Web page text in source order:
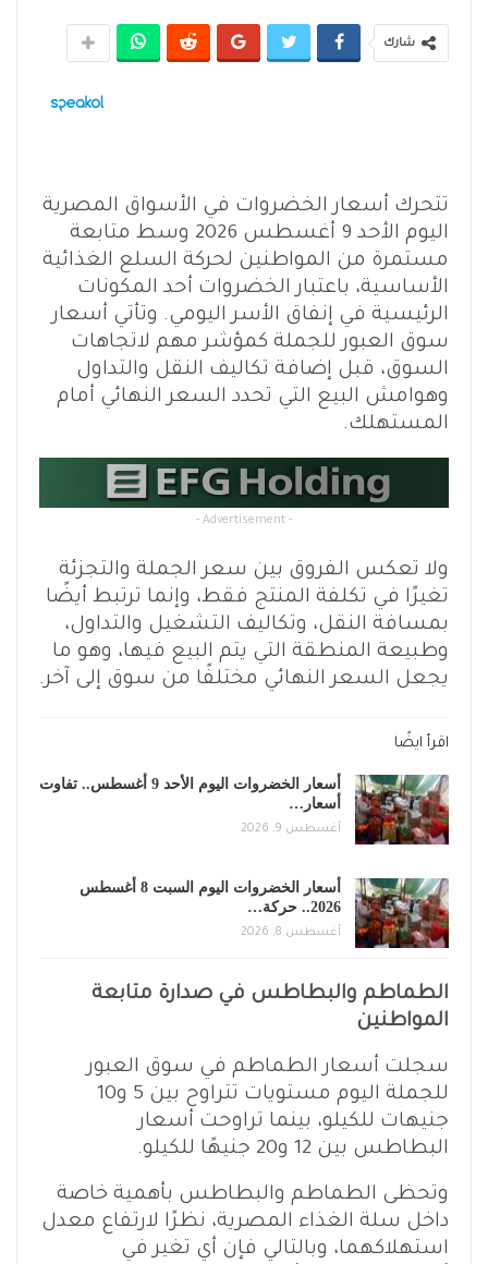
شارك
تتحرك أسعار الخضروات في الأسواق المصرية
اليوم الأحد 9 أغسطس 2026 وسط متابعة
مستمرة من المواطنين لحركة السلع الغذائية
الأساسية، باعتبار الخضروات أحد المكونات
الرئيسية في إنفاق الأسر اليومي. وتأتي أسعار
سوق العبور للجملة كمؤشر مهم لاتجاهات
السوق، قبل إضافة تكاليف النقل والتداول
وهوامش البيع التي تحدد السعر النهائي أمام
المستهلك.
- Advertisement -
ولا تعكس الفروق بين سعر الجملة والتجزئة
تغيرًا في تكلفة المنتج فقط، وإنما ترتبط أيضًا
بمسافة النقل، وتكاليف التشغيل والتداول،
وطبيعة المنطقة التي يتم البيع فيها، وهو ما
يجعل السعر النهائي مختلفًا من سوق إلى آخر.
اقرأ ايضًا
أسعار الخضروات اليوم الأحد 9 أغسطس.. تفاوت
أسعار…
أغسطس 9, 2026
أسعار الخضروات اليوم السبت 8 أغسطس
2026.. حركة…
أغسطس 8, 2026
الطماطم والبطاطس في صدارة متابعة
المواطنين
سجلت أسعار الطماطم في سوق العبور
للجملة اليوم مستويات تتراوح بين 5 و10
جنيهات للكيلو، بينما تراوحت أسعار
البطاطس بين 12 و20 جنيهًا للكيلو.
وتحظى الطماطم والبطاطس بأهمية خاصة
داخل سلة الغذاء المصرية، نظرًا لارتفاع معدل
استهلاكهما، وبالتالي فإن أي تغير في